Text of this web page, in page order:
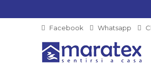
Facebook Whatsapp